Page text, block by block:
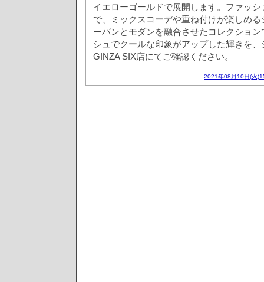
イエローゴールドで展開します。ファッ
で、ミックスコーデや重ね付けが楽しめ
ーバンとモダンを融合させたコレクショ
シュでクールな印象がアップした輝きを
GINZA SIX店にてご確認ください。
2021年08月10日(火